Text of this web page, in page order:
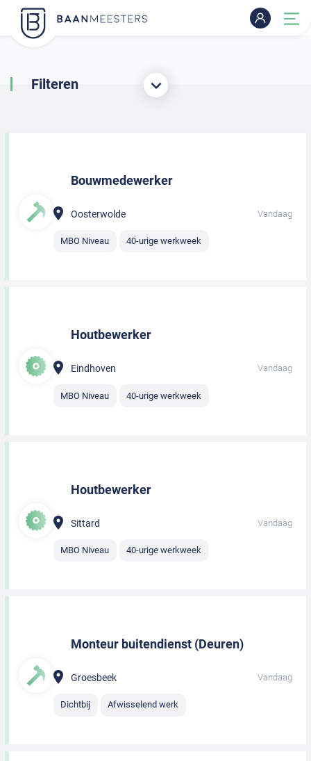
Filteren
Bouwmedewerker
Oosterwolde Vandaag
MBO Niveau 40-urige werkweek
Houtbewerker
Eindhoven Vandaag
MBO Niveau 40-urige werkweek
Houtbewerker
Sittard Vandaag
MBO Niveau 40-urige werkweek
Monteur buitendienst (Deuren)
Groesbeek Vandaag
Dichtbij Afwisselend werk